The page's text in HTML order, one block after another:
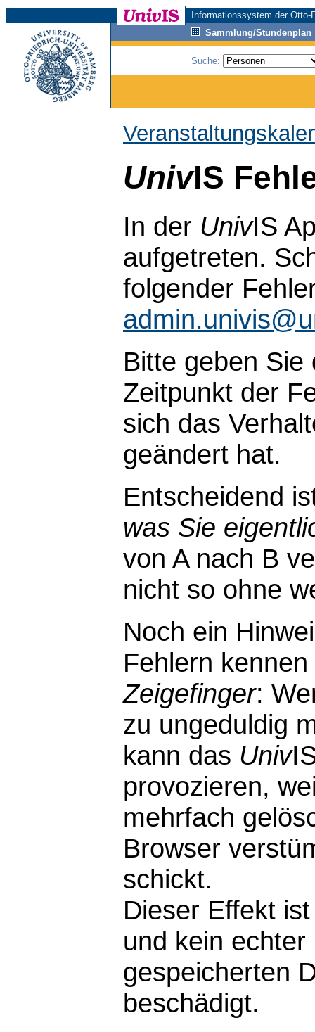
Informationssystem der
Sammlung/Stundenplan
Suche:
UnivIS
In der UnivIS
aufgetreten.
folgender
Bitte geben
Zeitpunkt der
sich das
geändert hat.
Entscheidend
was Sie
von A nach B
nicht so ohne
Noch ein
Fehlern
Zeigefinger:
zu ungeduldig
kann das Univ
provozieren,
mehrfach
Browser
schickt.
Dieser Effekt
und kein
gespeicherten
beschädigt.